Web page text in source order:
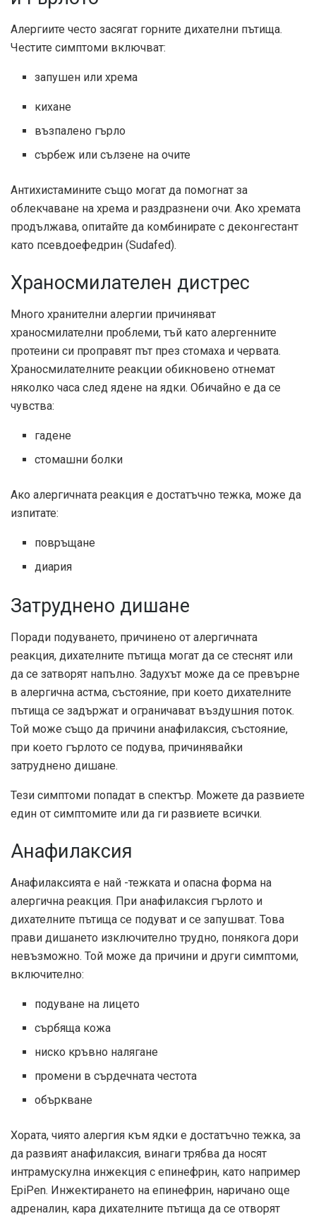
Алергиите често засягат горните дихателни пътища.
Честите симптоми включват:
запушен или хрема
кихане
възпалено гърло
сърбеж или сълзене на очите
Антихистамините също могат да помогнат за
облекчаване на хрема и раздразнени очи. Ако хремата
продължава, опитайте да комбинирате с деконгестант
като псевдоефедрин (Sudafed).
Храносмилателен дистрес
Много хранителни алергии причиняват
храносмилателни проблеми, тъй като алергенните
протеини си проправят път през стомаха и червата.
Храносмилателните реакции обикновено отнемат
няколко часа след ядене на ядки. Обичайно е да се
чувства:
гадене
стомашни болки
Ако алергичната реакция е достатъчно тежка, може да
изпитате:
повръщане
диария
Затруднено дишане
Поради подуването, причинено от алергичната
реакция, дихателните пътища могат да се стеснят или
да се затворят напълно. Задухът може да се превърне
в алергична астма, състояние, при което дихателните
пътища се задържат и ограничават въздушния поток.
Той може също да причини анафилаксия, състояние,
при което гърлото се подува, причинявайки
затруднено дишане.
Тези симптоми попадат в спектър. Можете да развиете
един от симптомите или да ги развиете всички.
Анафилаксия
Анафилаксията е най -тежката и опасна форма на
алергична реакция. При анафилаксия гърлото и
дихателните пътища се подуват и се запушват. Това
прави дишането изключително трудно, понякога дори
невъзможно. Той може да причини и други симптоми,
включително:
подуване на лицето
сърбяща кожа
ниско кръвно налягане
промени в сърдечната честота
объркване
Хората, чиято алергия към ядки е достатъчно тежка, за
да развият анафилаксия, винаги трябва да носят
интрамускулна инжекция с епинефрин, като например
EpiPen. Инжектирането на епинефрин, наричано още
адреналин, кара дихателните пътища да се отворят